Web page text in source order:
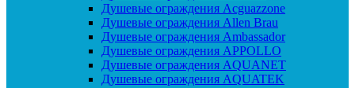
Душевые ограждения Acguazzone
Душевые ограждения Allen Brau
Душевые ограждения Ambassador
Душевые ограждения APPOLLO
Душевые ограждения AQUANET
Душевые ограждения AQUATEK